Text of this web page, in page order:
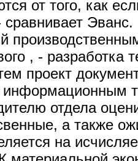
от того, как
сравнивает
, - разработка
проект
информационным
отдела
а также
на